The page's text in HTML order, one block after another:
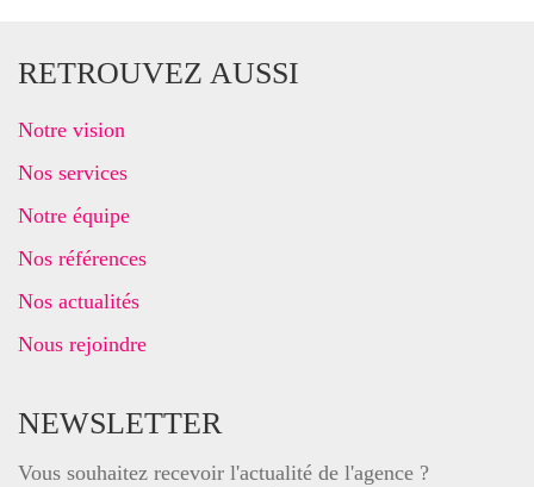
RETROUVEZ AUSSI
Notre vision
Nos services
Notre équipe
Nos références
Nos actualités
Nous rejoindre
NEWSLETTER
Vous souhaitez recevoir l'actualité de l'agence ?